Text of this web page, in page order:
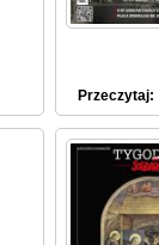
Przeczytaj: